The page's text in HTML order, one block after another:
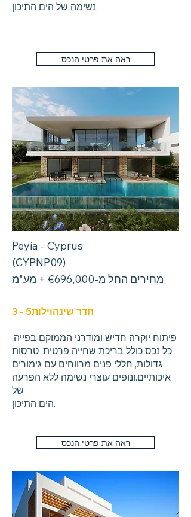
נשימה של הים התיכון.
ראה את פרטי הנכס
Peyia - Cyprus
(CYPNP09)
מחירים החל מ-€696,000 + מע"מ
3 - 5 חדר שינהוילות
פיתוח יוקרה חדיש ומודרני הממוקם בפייה.
כל נכס כולל בריכת שחייה פרטית, טרסות
גדולות, חללי פנים מרווחים עם גימורים
איכותיים.ונופים עוצרי נשימה ללא הפרעה
של
הים התיכון.
ראה את פרטי הנכס